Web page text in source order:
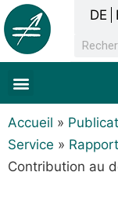
DE
Accueil »
Service »
Contribution au